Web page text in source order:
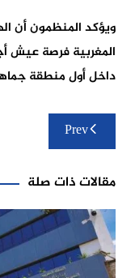
ويؤكد المنظمون أن
المغربية فرصة عيش
داخل أول منطقة
تصفّح
المقالات
Prev
مقالات ذات صلة